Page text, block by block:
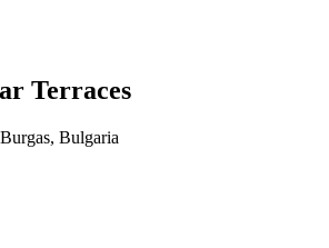
Terraces
Bulgaria